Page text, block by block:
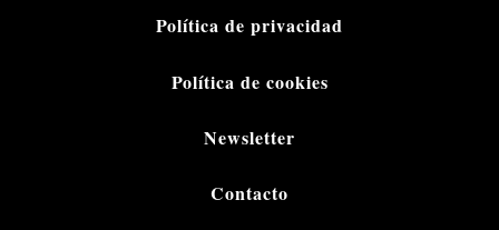
Política de privacidad
Política de cookies
Newsletter
Contacto